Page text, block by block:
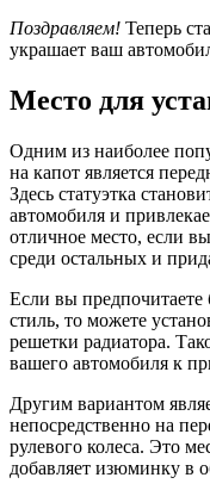
Поздравляем! Теперь
украшает ваш
Место для
Одним из наиболее
на капот является
Здесь статуэтка
автомобиля и
отличное место, если
среди остальных и
Если вы
стиль, то можете
решетки радиатора.
вашего автомобиля к
Другим вариантом
непосредственно на
рулевого колеса. Это
добавляет изюминку в